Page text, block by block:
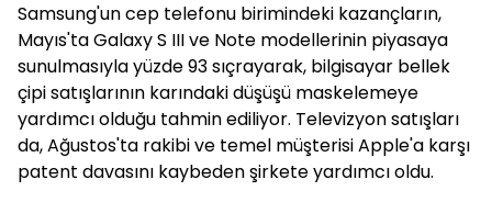
Samsung'un cep telefonu birimindeki kazançların,
Mayıs'ta Galaxy S III ve Note modellerinin piyasaya
sunulmasıyla yüzde 93 sıçrayarak, bilgisayar bellek
çipi satışlarının karındaki düşüşü maskelemeye
yardımcı olduğu tahmin ediliyor. Televizyon satışları
da, Ağustos'ta rakibi ve temel müşterisi Apple'a karşı
patent davasını kaybeden şirkete yardımcı oldu.